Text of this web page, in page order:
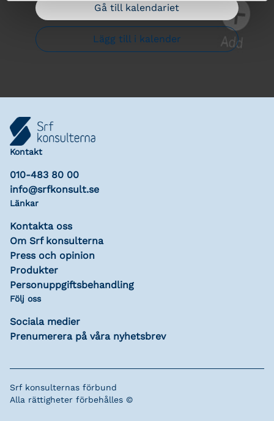
Gå till kalendariet
Lägg till i kalender
Kontakt
010-483 80 00
info@srfkonsult.se
Länkar
Kontakta oss
Om Srf konsulterna
Press och opinion
Produkter
Personuppgiftsbehandling
Följ oss
Sociala medier
Prenumerera på våra nyhetsbrev
Srf konsulternas förbund
Alla rättigheter förbehålles ©